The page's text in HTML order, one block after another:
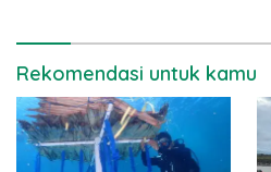
Rekomendasi untuk kamu